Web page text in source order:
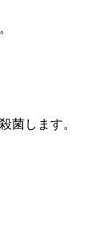
菌します。